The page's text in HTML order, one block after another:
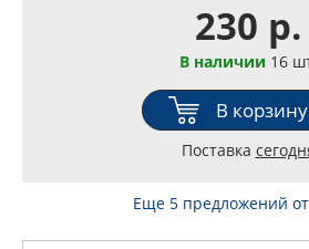
230 р.
В наличии 16
В корзину
Поставка
Еще 5 предложений от